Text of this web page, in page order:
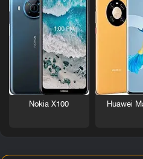
Huawei
Nokia X100